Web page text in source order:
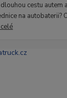
cestu autem
na autobaterii?